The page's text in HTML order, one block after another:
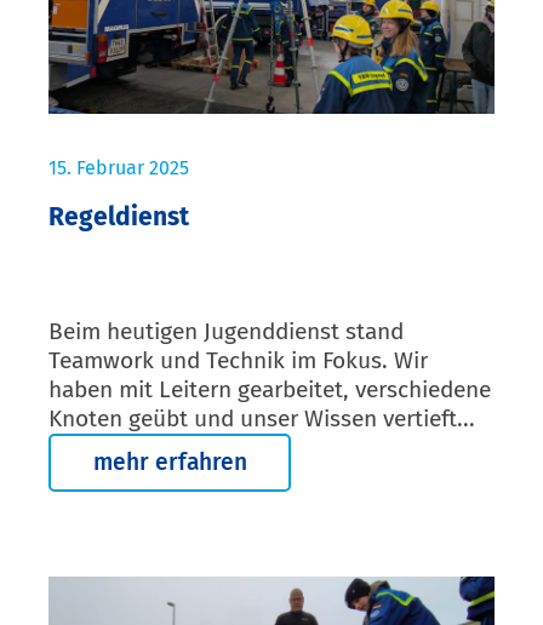
15. Februar 2025
Regeldienst
Beim heutigen Jugenddienst stand
Teamwork und Technik im Fokus. Wir
haben mit Leitern gearbeitet, verschiedene
Knoten geübt und unser Wissen vertieft...
mehr erfahren